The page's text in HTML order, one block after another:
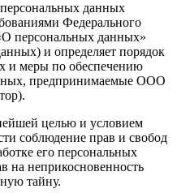
данных
Федерального
персональных данных»
и определяет порядок
и меры по обеспечению
предпринимаемые ООО
целью и условием
соблюдение прав и свобод
его персональных
на неприкосновенность
тайну.